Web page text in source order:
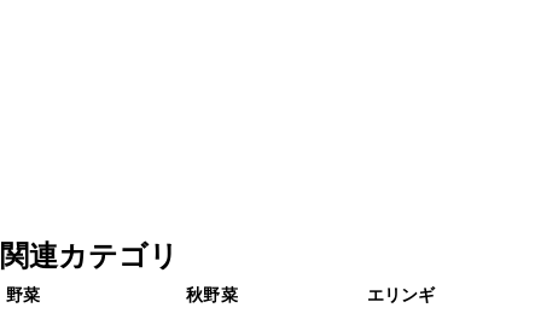
関連カテゴリ
野菜 秋野菜 エリンギ